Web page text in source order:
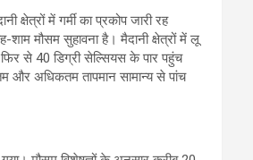
क्षेत्रों में गर्मी का प्रकोप जारी रह
मौसम सुहावना है। मैदानी क्षेत्रों में लू
फिर से 40 डिग्री सेल्सियस के पार पहुंच
अधिकतम तापमान सामान्य से पांच